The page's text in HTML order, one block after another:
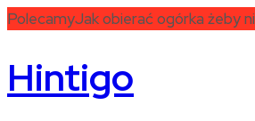
PolecamyJak obierać ogórka żeby
Hintigo